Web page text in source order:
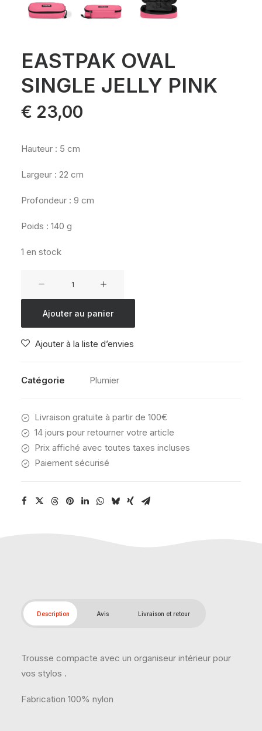
EASTPAK OVAL
SINGLE JELLY PINK
€ 23,00
Hauteur : 5 cm
Largeur : 22 cm
Profondeur : 9 cm
Poids : 140 g
1 en stock
JELLY
Ajouter au panier
Ajouter à la liste d’envies
Catégorie Plumier
Livraison gratuite à partir de 100€
14 jours pour retourner votre article
Prix affiché avec toutes taxes incluses
Paiement sécurisé
Description Avis Livraison et retour
Trousse compacte avec un organiseur intérieur pour
vos stylos .
Fabrication 100% nylon